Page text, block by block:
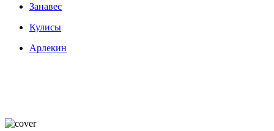
Занавес
Кулисы
Арлекин